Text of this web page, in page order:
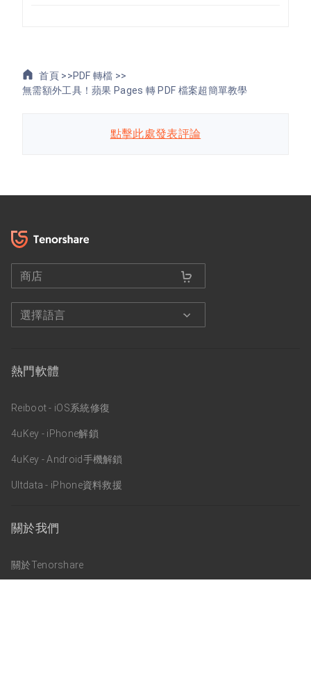
首頁 >>PDF 轉檔 >>
無需額外工具！蘋果 Pages 轉 PDF 檔案超簡單教學
點擊此處發表評論
商店
選擇語言
熱門軟體
Reiboot - iOS系統修復
4uKey - iPhone解鎖
4uKey - Android手機解鎖
Ultdata - iPhone資料救援
關於我們
關於Tenorshare